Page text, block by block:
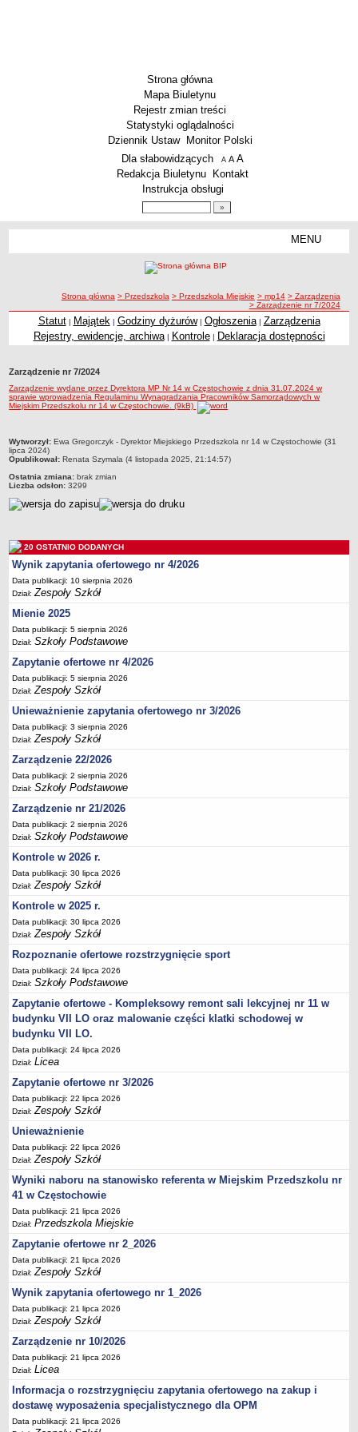
Strona główna
Mapa Biuletynu
Rejestr zmian treści
Statystyki oglądalności
Dziennik Ustaw
Monitor Polski
Menu dodatkowe
Dla słabowidzących A pomniejsz czcionkę
A standardowy rozmiar czcionki
A
Redakcja Biuletynu
Kontakt
Instrukcja obsługi
MENU
Zespoły Szkół
Techniczne Zakłady Naukowe
Przedszkola Miejskie
ARCHIWUM SZKÓŁ I PLACÓWEK
Zlikwidowane gimnazja
Wielofunkcyjna Placówka
Specjalny Ośrodek nr 1
Specjalny Ośrodek nr 5
Dane podstawowe
Statut
Majątek
Godziny dyżurów
Ogłoszenie
Zarządzenia
Kontrole
Rejestry, ewidencje, archiwa
Sprawozdania
Deklaracja dostępności
PORADNIE PSYCHOLOGICZNO-PEDAGOGICZNE
Zespół Poradni
BIURO FINANSÓW OŚWIATY
Dane podstawowe
Statut
Majątek
Godziny dyżurów
Ogłoszenia
Zarządzenia
Rejestry, ewidencje, archiwa
Kontrole
PONOWNE WYKORZYSTYWANIE
Sprawozdania
Deklaracja dostępności
DEKLARACJA DOSTĘPNOŚCI
OŚWIADCZENIA MAJĄTKOWE
PONOWNE WYKORZYSTYWANIE
ścieżka nawigacji
Strona główna > Przedszkola > Przedszkola Miejskie > mp14 > Zarządzenia
> Zarządzenie nr 7/2024
Statut| Majątek | Godziny dyżurów| Ogłoszenia| Zarządzenia
Rejestry, ewidencje, archiwa| Kontrole| Deklaracja dostępności
Zarządzenie nr 7/2024
Zarządzenie wydane przez Dyrektora MP Nr 14 w Częstochowie z dnia 31.07.2024 w
sprawie wprowadzenia Regulaminu Wynagradzania Pracowników Samorządowych w
Miejskim Przedszkolu nr 14 w Częstochowie. (9kB)
metryczka
Wytworzył: Ewa Gregorczyk - Dyrektor Miejskiego Przedszkola nr 14 w Częstochowie (31
lipca 2024)
Opublikował: Renata Szymala (4 listopada 2025, 21:14:57)
Ostatnia zmiana: brak zmian
Liczba odsłon: 3299
20 OSTATNIO DODANYCH
Wynik zapytania ofertowego nr 4/2026
Data publikacji: 10 sierpnia 2026
Dział:Zespoły Szkół
Mienie 2025
Data publikacji: 5 sierpnia 2026
Dział:Szkoły Podstawowe
Zapytanie ofertowe nr 4/2026
Data publikacji: 5 sierpnia 2026
Dział:Zespoły Szkół
Unieważnienie zapytania ofertowego nr 3/2026
Data publikacji: 3 sierpnia 2026
Dział:Zespoły Szkół
Zarządzenie 22/2026
Data publikacji: 2 sierpnia 2026
Dział:Szkoły Podstawowe
Zarządzenie nr 21/2026
Data publikacji: 2 sierpnia 2026
Dział:Szkoły Podstawowe
Kontrole w 2026 r.
Data publikacji: 30 lipca 2026
Dział:Zespoły Szkół
Kontrole w 2025 r.
Data publikacji: 30 lipca 2026
Dział:Zespoły Szkół
Rozpoznanie ofertowe rozstrzygnięcie sport
Data publikacji: 24 lipca 2026
Dział:Szkoły Podstawowe
Zapytanie ofertowe - Kompleksowy remont sali lekcyjnej nr 11 w
budynku VII LO oraz malowanie części klatki schodowej w
budynku VII LO.
Data publikacji: 24 lipca 2026
Dział:Licea
Zapytanie ofertowe nr 3/2026
Data publikacji: 22 lipca 2026
Dział:Zespoły Szkół
Unieważnienie
Data publikacji: 22 lipca 2026
Dział:Zespoły Szkół
Wyniki naboru na stanowisko referenta w Miejskim Przedszkolu nr
41 w Częstochowie
Data publikacji: 21 lipca 2026
Dział:Przedszkola Miejskie
Zapytanie ofertowe nr 2_2026
Data publikacji: 21 lipca 2026
Dział:Zespoły Szkół
Wynik zapytania ofertowego nr 1_2026
Data publikacji: 21 lipca 2026
Dział:Zespoły Szkół
Zarządzenie nr 10/2026
Data publikacji: 21 lipca 2026
Dział:Licea
Informacja o rozstrzygnięciu zapytania ofertowego na zakup i
dostawę wyposażenia specjalistycznego dla OPM
Data publikacji: 21 lipca 2026